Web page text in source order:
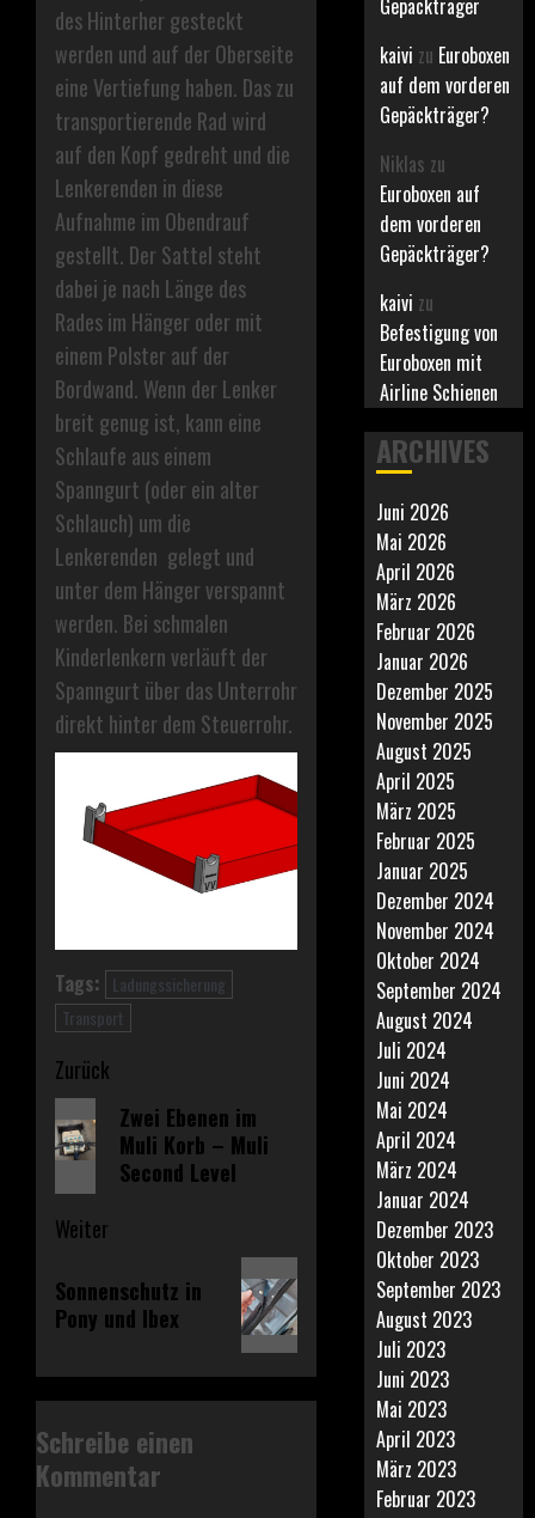
des Hinterher gesteckt
werden und auf der Oberseite
eine Vertiefung haben. Das zu
transportierende Rad wird
auf den Kopf gedreht und die
Lenkerenden in diese
Aufnahme im Obendrauf
gestellt. Der Sattel steht
dabei je nach Länge des
Rades im Hänger oder mit
einem Polster auf der
Bordwand. Wenn der Lenker
breit genug ist, kann eine
Schlaufe aus einem
Spanngurt (oder ein alter
Schlauch) um die
Lenkerenden gelegt und
unter dem Hänger verspannt
werden. Bei schmalen
Kinderlenkern verläuft der
Spanngurt über das Unterrohr
direkt hinter dem Steuerrohr.
Tags:
Ladungssicherung
Transport
Beitragsnavigation
Zurück
Vorheriger
Beitrag:
Zwei Ebenen im
Muli Korb – Muli
Second Level
Weiter
Beitrag:
Sonnenschutz in
Pony und Ibex
Schreibe einen
Kommentar
Gepäckträger
kaivi zu Euroboxen
auf dem vorderen
Gepäckträger?
Niklas zu
Euroboxen auf
dem vorderen
Gepäckträger?
kaivi zu
Befestigung von
Euroboxen mit
Airline Schienen
ARCHIVES
Juni 2026
Mai 2026
April 2026
März 2026
Februar 2026
Januar 2026
Dezember 2025
November 2025
August 2025
April 2025
März 2025
Februar 2025
Januar 2025
Dezember 2024
November 2024
Oktober 2024
September 2024
August 2024
Juli 2024
Juni 2024
Mai 2024
April 2024
März 2024
Januar 2024
Dezember 2023
Oktober 2023
September 2023
August 2023
Juli 2023
Juni 2023
Mai 2023
April 2023
März 2023
Februar 2023